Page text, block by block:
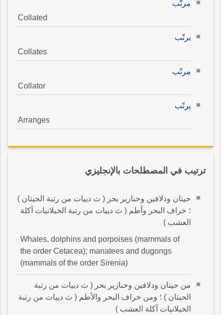
مرتّب
Collated
يرتّب
Collates
مرتّب
Collator
يرتّب
Arranges
ترتيب في المصطلحات بالإنجليزي
حيتان ودلافين وخنازير بحر ( ث دييات من رتبة الحيتان )
؛ خراف البحر وأطم ( ث دييات من رتبة الخيلانيات آكلة
العشب )
Whales, dolphins and porpoises (mammals of
the order Cetacea); manatees and dugongs
(mammals of the order Sirenia)
من حيتان ودلافين وخنازير بحر ( ث دييات من رتبة
الحيتان ) ؛ ومن خراف البحر والأطم ( ث دييات من رتبة
الخيلانيات آكلة العشب )